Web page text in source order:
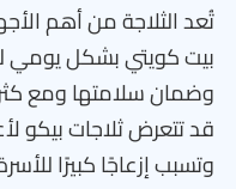
تُعد الثلاجة من أهم
بيت كويتي بشكل يومي
وضمان سلامتها ومع
قد تتعرض ثلاجات بيكو
وتسبب إزعاجًا كبيرًا